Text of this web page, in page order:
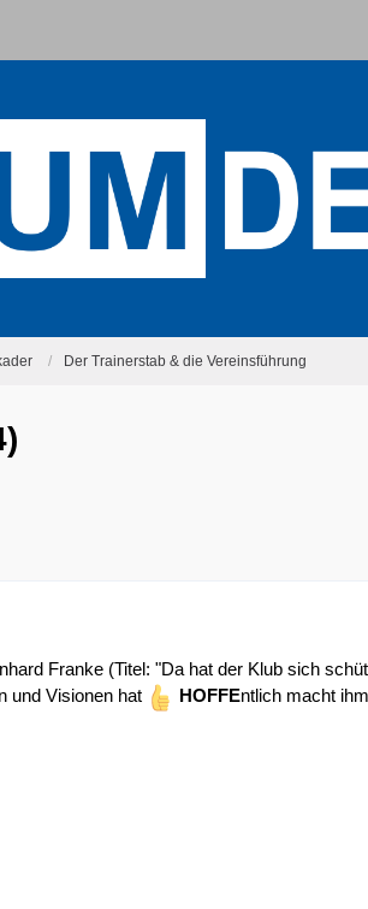
Der Trainerstab & die Vereinsführung
Franke (Titel: "Da hat der Klub sich
und Visionen hat
HOFFEntlich macht